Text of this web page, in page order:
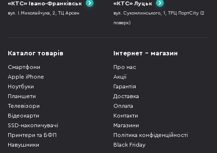
«КТС» Івано-Франківськ
вул. І.Миколайчука, 2, ТЦ Арсен
«КТС» Луцьк
вул. Сухомлинського, 1, ТРЦ ПортCity (2
поверх)
Каталог товарів
Смартфони
Apple iPhone
Ноутбуки
Планшети
Телевізори
Відеокарти
SSD-накопичувачі
Принтери та БФП
Навушники
Інтернет - магазин
Про нас
Акції
Гарантія
Доставка
Оплата
Контакти
Магазини
Політика конфіденційності
Black Friday